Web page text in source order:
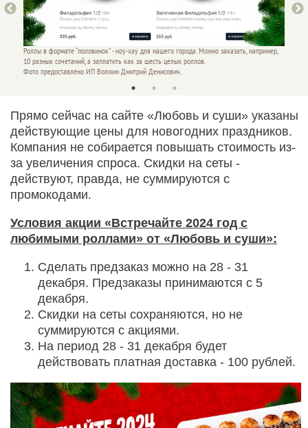
Роллы в формате “половинок” - ноу-хау для нашего города. Можно заказать, например,
10 разных сочетаний, а заплатить как за шесть целых роллов.
Фото предоставлено ИП Волжин Дмитрий Денисович.
Прямо сейчас на сайте «Любовь и суши» указаны
действующие цены для новогодних праздников.
Компания не собирается повышать стоимость из-
за увеличения спроса. Скидки на сеты -
действуют, правда, не суммируются с
промокодами.
Условия акции «Встречайте 2024 год с
любимыми роллами» от «Любовь и суши»:
Сделать предзаказ можно на 28 - 31
декабря. Предзаказы принимаются с 5
декабря.
Скидки на сеты сохраняются, но не
суммируются с акциями.
На период 28 - 31 декабря будет
действовать платная доставка - 100 рублей.